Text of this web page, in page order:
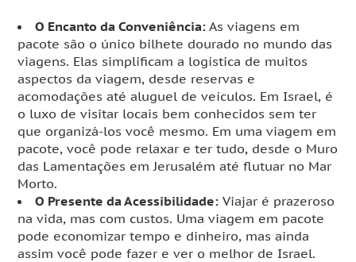
O Encanto da Conveniência: As viagens em
pacote são o único bilhete dourado no mundo das
viagens. Elas simplificam a logística de muitos
aspectos da viagem, desde reservas e
acomodações até aluguel de veículos. Em Israel, é
o luxo de visitar locais bem conhecidos sem ter
que organizá-los você mesmo. Em uma viagem em
pacote, você pode relaxar e ter tudo, desde o Muro
das Lamentações em Jerusalém até flutuar no Mar
Morto.
O Presente da Acessibilidade: Viajar é prazeroso
na vida, mas com custos. Uma viagem em pacote
pode economizar tempo e dinheiro, mas ainda
assim você pode fazer e ver o melhor de Israel.